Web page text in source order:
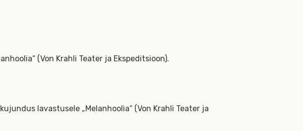
(Von Krahli Teater ja Ekspeditsioon).
lavastusele „Melanhoolia“ (Von Krahli Teater ja